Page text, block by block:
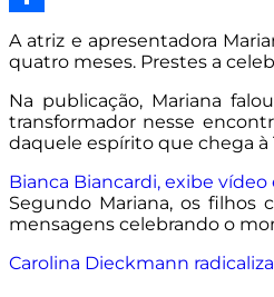
Share
A atriz e apresentadora
quatro meses. Prestes a
Na publicação, Mariana
transformador nesse
daquele espírito que chega à
Bianca Biancardi, exibe
Segundo Mariana, os filhos
mensagens celebrando o
Carolina Dieckmann